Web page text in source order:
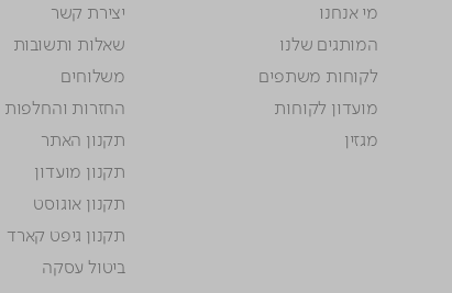
מי אנחנו
המותגים שלנו
לקוחות משתפים
מועדון לקוחות
מגזין
יצירת קשר
שאלות ותשובות
משלוחים
החזרות והחלפות
תקנון האתר
תקנון מועדון
תקנון אוגוסט
תקנון גיפט קארד
ביטול עסקה